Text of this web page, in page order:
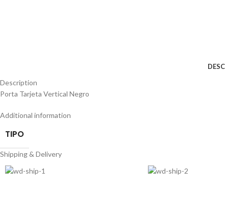
Description
Porta Tarjeta Vertical Negro
Additional information
TIPO
Shipping & Delivery